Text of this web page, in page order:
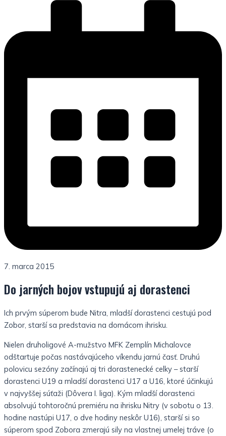
7. marca 2015
Do jarných bojov vstupujú aj dorastenci
Ich prvým súperom bude Nitra, mladší dorastenci cestujú pod
Zobor, starší sa predstavia na domácom ihrisku.
Nielen druholigové A-mužstvo MFK Zemplín Michalovce
odštartuje počas nastávajúceho víkendu jarnú časť. Druhú
polovicu sezóny začínajú aj tri dorastenecké celky – starší
dorastenci U19 a mladší dorastenci U17 a U16, ktoré účinkujú
v najvyššej súťaži (Dôvera I. liga). Kým mladší dorastenci
absolvujú tohtoročnú premiéru na ihrisku Nitry (v sobotu o 13.
hodine nastúpi U17, o dve hodiny neskôr U16), starší si so
súperom spod Zobora zmerajú sily na vlastnej umelej tráve (o